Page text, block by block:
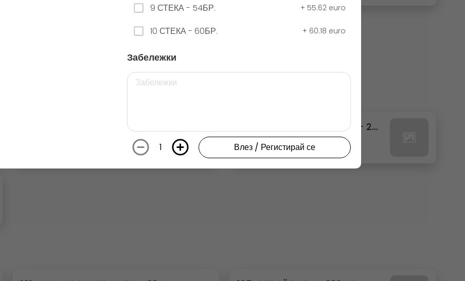
29. РЕДБУЛ БЯЛА ПРАСКОВА
111. ФАНТА ТРОПИКАЛ КЕН - 250МЛ.
0.00 euro
9 СТЕКА - 54БР. + 55.62 euro
10 СТЕКА - 60БР. + 60.18 euro
Забележки
1 Влез / Регистирай се